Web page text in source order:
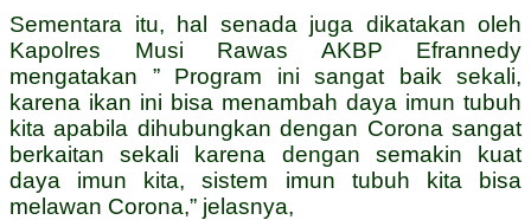
Sementara itu, hal senada juga dikatakan oleh
Kapolres Musi Rawas AKBP Efrannedy
mengatakan ” Program ini sangat baik sekali,
karena ikan ini bisa menambah daya imun tubuh
kita apabila dihubungkan dengan Corona sangat
berkaitan sekali karena dengan semakin kuat
daya imun kita, sistem imun tubuh kita bisa
melawan Corona,” jelasnya,